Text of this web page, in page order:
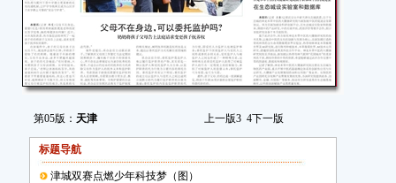
第05版： 天津 上一版3 4下一版
标题导航
津城双赛点燃少年科技梦（图）